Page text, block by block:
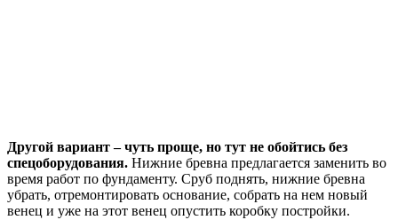
Другой вариант – чуть проще, но тут не обойтись без
спецоборудования. Нижние бревна предлагается заменить во
время работ по фундаменту. Сруб поднять, нижние бревна
убрать, отремонтировать основание, собрать на нем новый
венец и уже на этот венец опустить коробку постройки.